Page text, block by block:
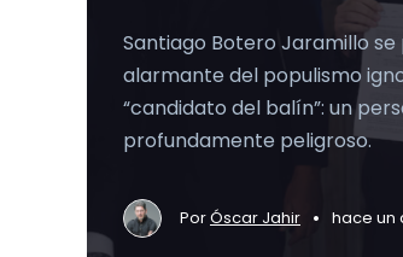
Santiago Botero Jaramillo
alarmante del populismo
“candidato del balín”: un
profundamente peligroso.
PorÓscar Jahir • hace un